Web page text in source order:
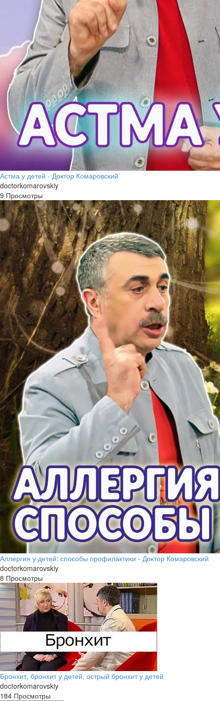
Астма у детей - Доктор Комаровский
doctorkomarovskiy
9 Просмотры
Аллергия у детей: способы профилактики - Доктор Комаровский
doctorkomarovskiy
8 Просмотры
Бронхит, бронхит у детей, острый бронхит у детей
doctorkomarovskiy
184 Просмотры